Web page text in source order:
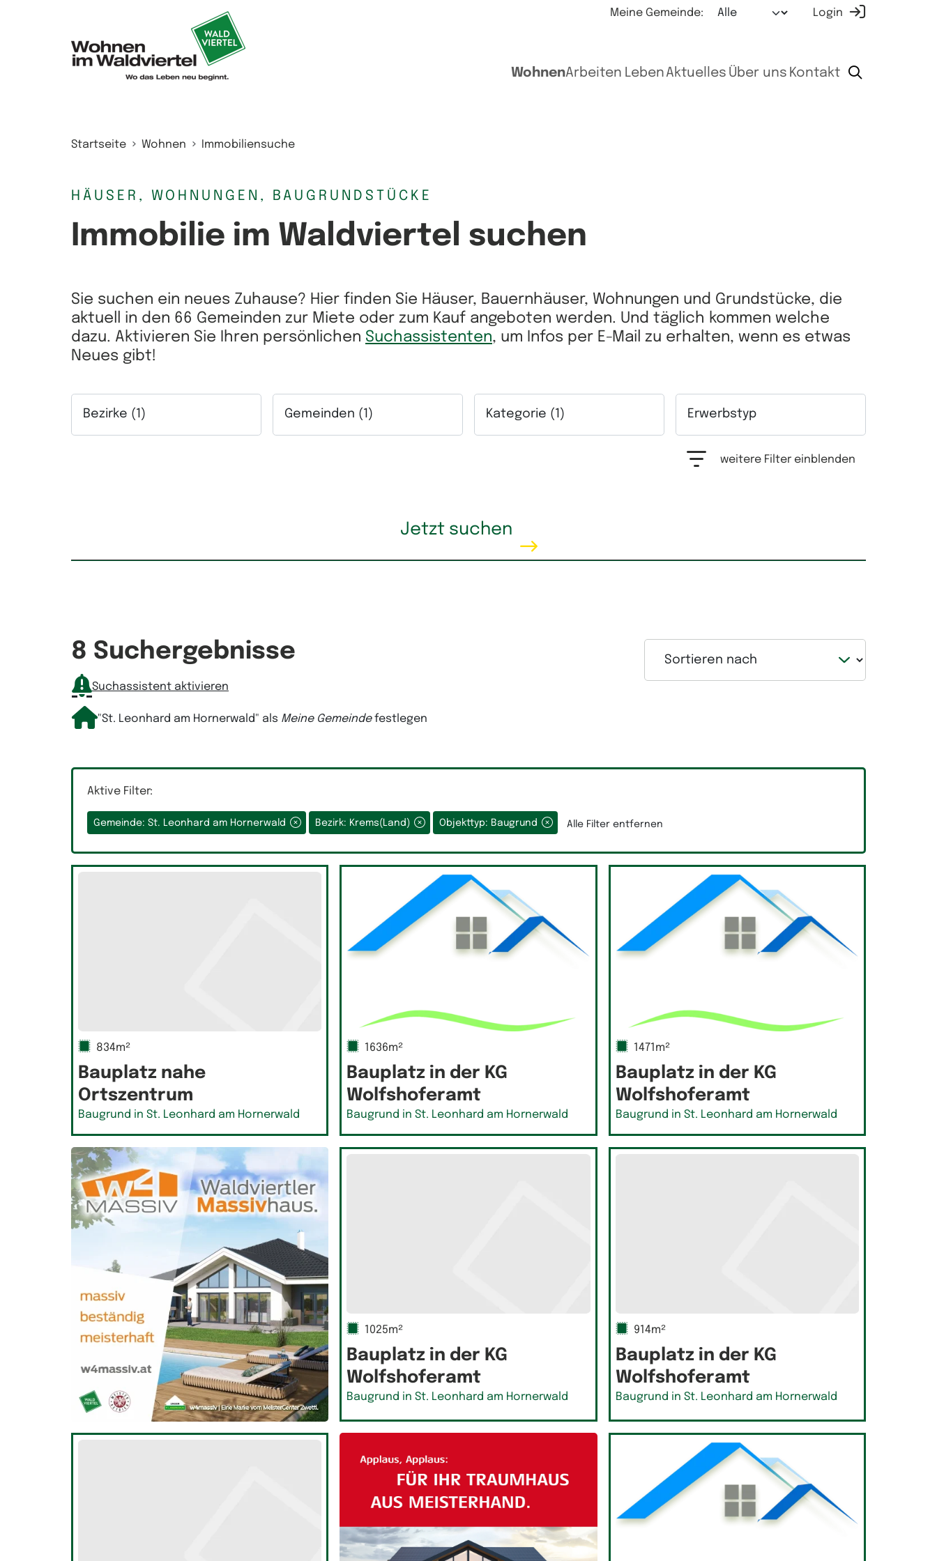
Meine Gemeinde: Login
WohnenArbeiten Leben Aktuelles Über uns Kontakt
Startseite Wohnen Immobiliensuche
HÄUSER, WOHNUNGEN, BAUGRUNDSTÜCKE
Immobilie im Waldviertel suchen
Sie suchen ein neues Zuhause? Hier finden Sie Häuser, Bauernhäuser, Wohnungen und Grundstücke, die
aktuell in den 66 Gemeinden zur Miete oder zum Kauf angeboten werden. Und täglich kommen welche
dazu. Aktivieren Sie Ihren persönlichen Suchassistenten, um Infos per E-Mail zu erhalten, wenn es etwas
Neues gibt!
Bezirke (1) Gemeinden (1) Kategorie (1) Erwerbstyp
weitere Filter einblenden
Auswahlfeld Räume.
Jetzt suchen
8 Suchergebnisse
Suchassistent aktivieren
"St. Leonhard am Hornerwald" als Meine Gemeindefestlegen
Aktive Filter:
Gemeinde: St. Leonhard am Hornerwald Bezirk: Krems(Land) Objekttyp: Baugrund Alle Filter entfernen
834m²
Bauplatz nahe
Ortszentrum
Baugrund in St. Leonhard am Hornerwald
1636m²
Bauplatz in der KG
Wolfshoferamt
Baugrund in St. Leonhard am Hornerwald
1471m²
Bauplatz in der KG
Wolfshoferamt
Baugrund in St. Leonhard am Hornerwald
1025m²
Bauplatz in der KG
Wolfshoferamt
Baugrund in St. Leonhard am Hornerwald
914m²
Bauplatz in der KG
Wolfshoferamt
Baugrund in St. Leonhard am Hornerwald